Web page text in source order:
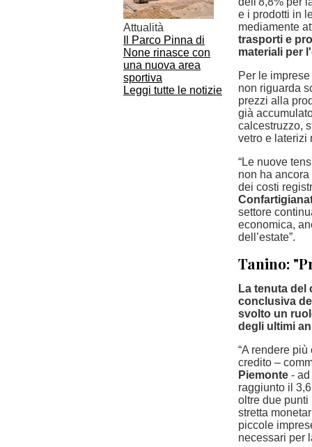
Attualità
Il Parco Pinna di
None rinasce con
una nuova area
sportiva
Leggi tutte le notizie
e i prodotti in
mediamente
trasporti e
materiali per
Per le
non riguarda
prezzi alla
già
calcestruzzo,
vetro e laterizi
“Le nuove
non ha
dei costi
settore
economica,
dell’estate”.
Tanino:
La tenuta del
conclusiva
svolto un
degli ultimi
“A rendere
credito –
Piemonte -
raggiunto il
oltre due
stretta
piccole
necessari per